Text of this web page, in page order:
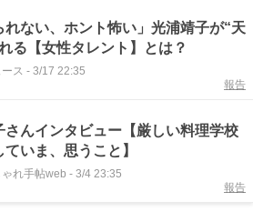
れない、ホント怖い」光浦靖子が“天
る【女性タレント】とは？
ス - 3/17 22:35
報告
さんインタビュー【厳しい料理学校
ていま、思うこと】
れ手帖web - 3/4 23:35
報告